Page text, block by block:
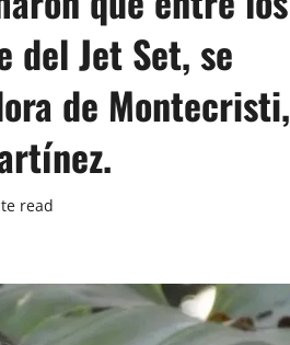
del Jet Set, se
de Montecristi,
read